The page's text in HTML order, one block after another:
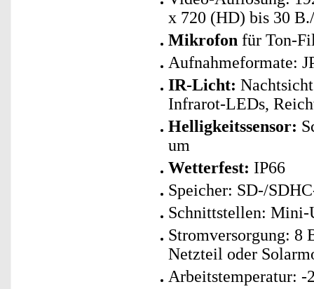
x 720 (HD) bis 30
Mikrofon für Ton-
Aufnahmeformate:
IR-Licht:
Infrarot-LEDs,
Helligkeitssensor:
um
Wetterfest: IP66
Speicher: SD-/
Schnittstellen: Mini-
Stromversorgung: 8
Netzteil oder
Arbeitstemperatur: -